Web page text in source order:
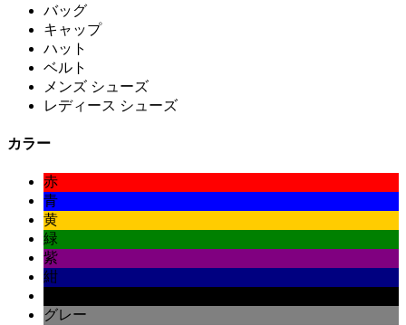
バッグ
キャップ
ハット
ベルト
メンズ シューズ
レディース シューズ
カラー
赤
青
黄
緑
紫
紺
グレー